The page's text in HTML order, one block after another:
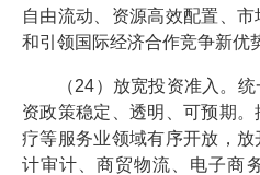
自由流动、资源高效配置、
和引领国际经济合作竞争新优
（24）放宽投资准入。
资政策稳定、透明、可预期
疗等服务业领域有序开放，
计审计、商贸物流、电子商